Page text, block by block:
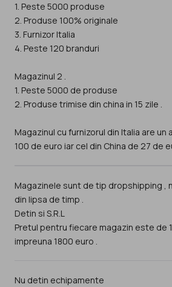
1. Peste 5000 produse
2. Produse 100% originale
3. Furnizor Italia
4. Peste 120 branduri
Magazinul 2 .
1. Peste 5000 de produse
2. Produse trimise din china in 15 zile .
Magazinul cu furnizorul din Italia are un
100 de euro iar cel din China de 27 de
Magazinele sunt de tip dropshipping ,
din lipsa de timp .
Detin si S.R.L
Pretul pentru fiecare magazin este de
impreuna 1800 euro .
Nu detin echipamente